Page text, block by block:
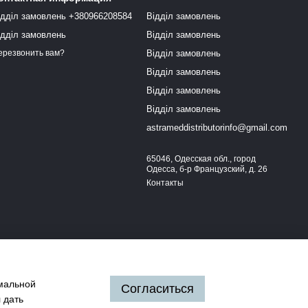
замовлень +380966208584
замовлень
вам?
Відділ замовлень
Відділ замовлень
Відділ замовлень
Відділ замовлень
Відділ замовлень
Відділ замовлень
astrameddistributorinfo@gmail.com
65046, Одесская обл., город
Одесса, б-р Французский, д. 26
Контакты
дать
Согласиться